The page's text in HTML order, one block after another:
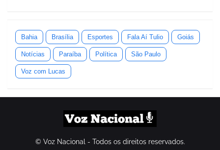
Bahia Brasília Esportes Fala Aí Tulio Goiás
Notícias Paraíba Política São Paulo
Voz com Lucas
© Voz Nacional - Todos os direitos reservados.